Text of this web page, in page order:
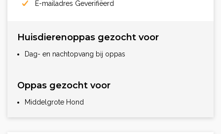
E-mailadres Geverifiëerd
Huisdierenoppas gezocht voor
Dag- en nachtopvang bij oppas
Oppas gezocht voor
Middelgrote Hond